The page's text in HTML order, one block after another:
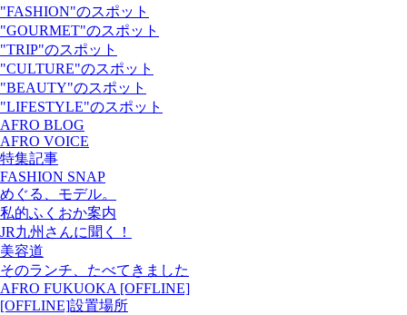
"FASHION"のスポット
"GOURMET"のスポット
"TRIP"のスポット
"CULTURE"のスポット
"BEAUTY"のスポット
"LIFESTYLE"のスポット
AFRO BLOG
AFRO VOICE
特集記事
FASHION SNAP
めぐる、モデル。
私的ふくおか案内
JR九州さんに聞く！
美容道
そのランチ、たべてきました
AFRO FUKUOKA [OFFLINE]
[OFFLINE]設置場所